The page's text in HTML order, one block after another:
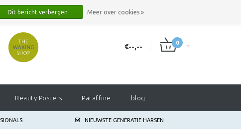
€--,-- 0
Beauty Posters Paraffine blog
NIEUWSTE GENERATIE HARSEN
Dit bericht verbergen Meer over cookies »